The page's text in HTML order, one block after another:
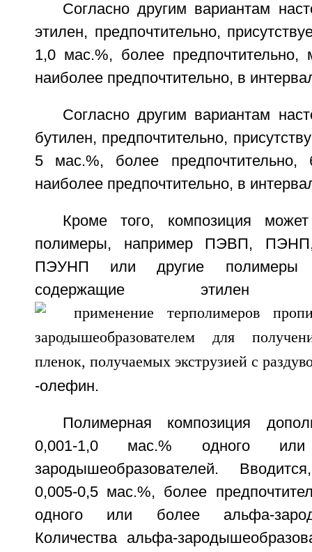
Согласно другим вариантам
этилен, предпочтительно,
1,0 мас.%, более
наиболее предпочтительно, в
Согласно другим вариантам
бутилен, предпочтительно,
5 мас.%, более
наиболее предпочтительно, в
Кроме того, композиция
полимеры, например ПЭВП,
ПЭУНП или другие полимеры
содержащие
-олефин.
Полимерная композиция
0,001-1,0 мас.% одного
зародышеобразователей.
0,005-0,5 мас.%, более
одного или более альфа-
Количества альфа-